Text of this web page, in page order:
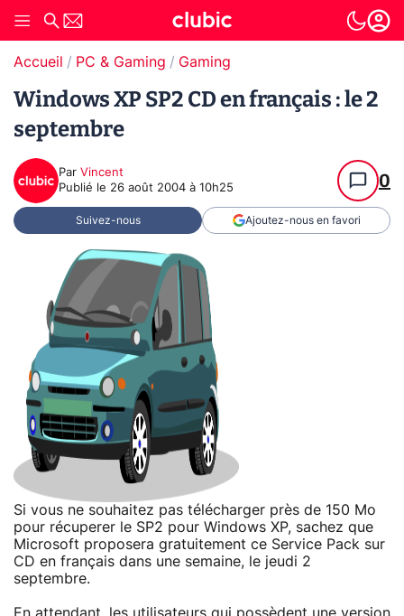
Accueil PC & Gaming Gaming
Windows XP SP2 CD en français : le 2
septembre
Par Vincent
Publié le 26 août 2004 à 10h25 0
Suivez-nous Ajoutez-nous en favori
Si vous ne souhaitez pas télécharger près de 150 Mo
pour récuperer le SP2 pour Windows XP, sachez que
Microsoft proposera gratuitement ce Service Pack sur
CD en français dans une semaine, le jeudi 2
septembre.
En attendant, les utilisateurs qui possèdent une version